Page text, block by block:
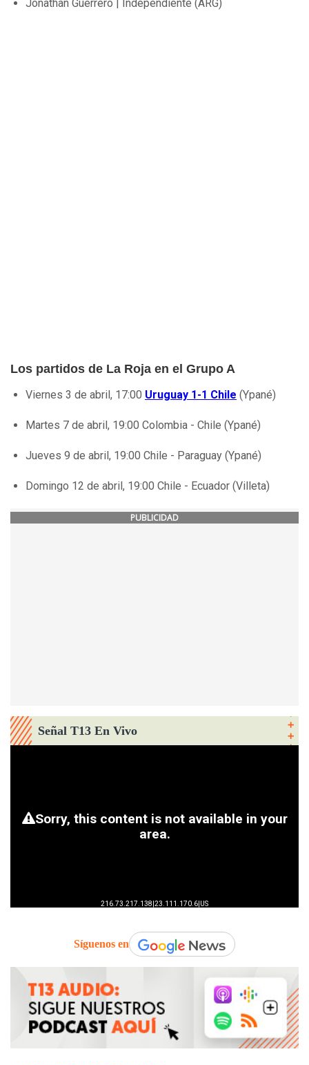
Jonathan Guerrero | Independiente (ARG)
Los partidos de La Roja en el Grupo A
Viernes 3 de abril, 17:00 Uruguay 1-1 Chile (Ypané)
Martes 7 de abril, 19:00 Colombia - Chile (Ypané)
Jueves 9 de abril, 19:00 Chile - Paraguay (Ypané)
Domingo 12 de abril, 19:00 Chile - Ecuador (Villeta)
PUBLICIDAD
Señal T13 En Vivo
Síguenos en